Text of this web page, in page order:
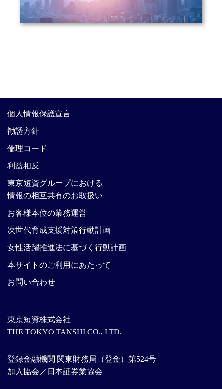
東京短資株式会社
THE TOKYO TANSHI CO., LTD.
登録金融機関 関東財務局（登金）第524号
加入協会／日本証券業協会
個人情報保護宣言
勧誘方針
倫理コード
利益相反
東京短資グループにおける
情報の相互共有のお取扱い
お客様本位の業務運営
次世代育成支援対策行動計画
女性活躍推進法に基づく行動計画
本サイトのご利用にあたって
お問い合わせ